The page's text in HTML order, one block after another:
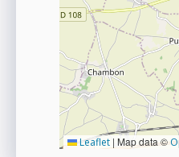
Leaflet | Map data ©